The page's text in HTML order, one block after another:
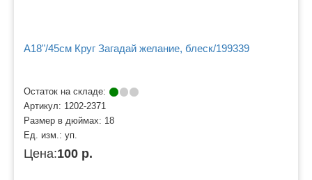
A18"/45см Круг Загадай желание, блеск/199339
Остаток на складе:
Артикул: 1202-2371
Размер в дюймах: 18
Ед. изм.: уп.
Цена:100 р.